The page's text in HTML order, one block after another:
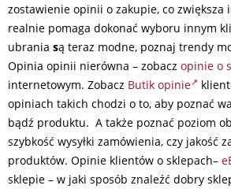
zostawienie opinii o zakupie, co zwiększa
realnie pomaga dokonać wyboru innym
ubrania są teraz modne, poznaj trendy
Opinia opinii nierówna – zobacz opinie o
internetowym. Zobacz Butik opinie
opiniach takich chodzi o to, aby poznać
bądź produktu. A także poznać poziom
szybkość wysyłki zamówienia, czy jakość
produktów. Opinie klientów o sklepach–
sklepie – w jaki sposób znaleźć dobry